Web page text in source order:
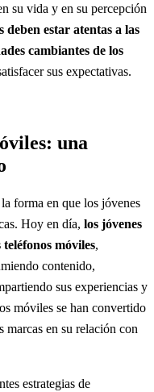
su vida y en su percepción
deben estar atentas a las
cambiantes de los
sus expectativas.
una
forma en que los jóvenes
Hoy en día, los jóvenes
móviles,
contenido,
sus experiencias y
móviles se han convertido
marcas en su relación con
estrategias de